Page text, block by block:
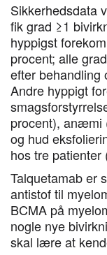
Sikkerhedsdata
fik grad ≥1
hyppigst
procent; alle
efter behandling
Andre hyppigt
procent), anæmi
og hud
hos tre patienter
Talquetamab er
antistof til
BCMA på
nogle nye
skal lære at